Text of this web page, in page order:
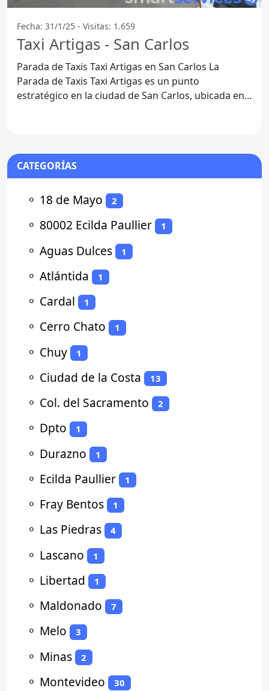
Fecha: 31/1/25 - Visitas: 1.659
Taxi Artigas - San Carlos
Parada de Taxis Taxi Artigas en San Carlos La
Parada de Taxis Taxi Artigas es un punto
estratégico en la ciudad de San Carlos, ubicada en
CATEGORÍAS
⚬ 18 de Mayo 2
⚬ 80002 Ecilda Paullier 1
⚬ Aguas Dulces 1
⚬ Atlántida 1
⚬ Cardal 1
⚬ Cerro Chato 1
⚬ Chuy 1
⚬ Ciudad de la Costa 13
⚬ Col. del Sacramento 2
⚬ Dpto 1
⚬ Durazno 1
⚬ Ecilda Paullier 1
⚬ Fray Bentos 1
⚬ Las Piedras 4
⚬ Lascano 1
⚬ Libertad 1
⚬ Maldonado 7
⚬ Melo 3
⚬ Minas 2
⚬ Montevideo 30